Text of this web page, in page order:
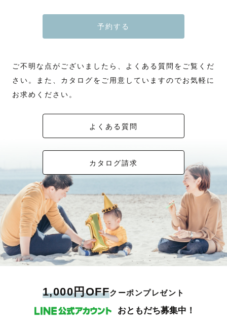
予約する
ご不明な点がございましたら、よくある質問をご覧くだ
さい。また、カタログをご用意していますのでお気軽に
お求めください。
よくある質問
カタログ請求
1,000円OFFクーポンプレゼント
おともだち募集中！